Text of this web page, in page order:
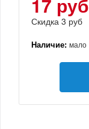
Скидка 3 руб
Наличие: мало